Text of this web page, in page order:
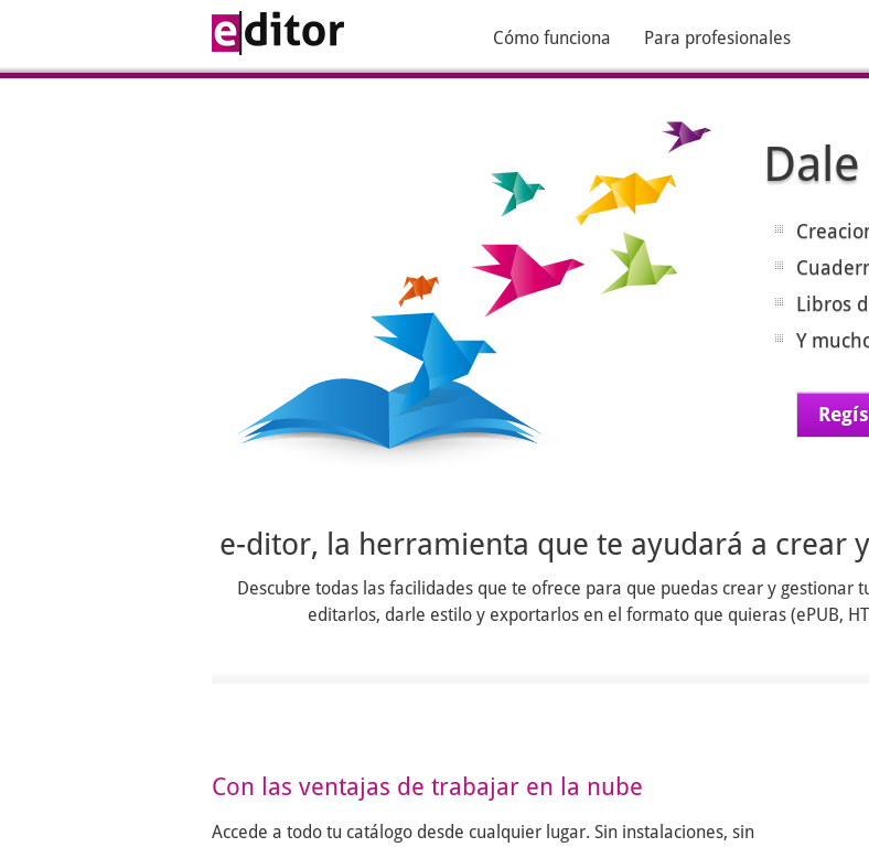
Cómo funciona Para profesionales
Libros
Y
e-ditor, la herramienta que te ayudará a crear
Descubre todas las facilidades que te ofrece para que puedas crear y gestionar
editarlos, darle estilo y exportarlos en el formato que quieras (ePUB,
Con las ventajas de trabajar en la nube
Accede a todo tu catálogo desde cualquier lugar. Sin instalaciones, sin